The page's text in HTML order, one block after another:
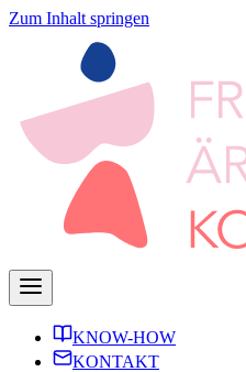
Zum Inhalt springen
KNOW-HOW
KONTAKT